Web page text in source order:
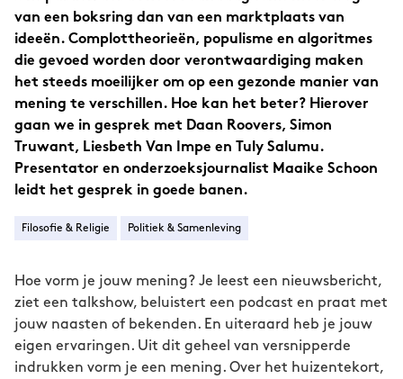
van een boksring dan van een marktplaats van
ideeën. Complottheorieën, populisme en algoritmes
die gevoed worden door verontwaardiging maken
het steeds moeilijker om op een gezonde manier van
mening te verschillen. Hoe kan het beter? Hierover
gaan we in gesprek met Daan Roovers, Simon
Truwant, Liesbeth Van Impe en Tuly Salumu.
Presentator en onderzoeksjournalist Maaike Schoon
leidt het gesprek in goede banen.
Filosofie & Religie Politiek & Samenleving
Hoe vorm je jouw mening? Je leest een nieuwsbericht,
ziet een talkshow, beluistert een podcast en praat met
jouw naasten of bekenden. En uiteraard heb je jouw
eigen ervaringen. Uit dit geheel van versnipperde
indrukken vorm je een mening. Over het huizentekort,